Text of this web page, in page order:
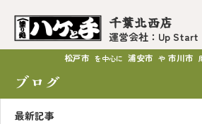
千葉北西店
運営会社：Up Start
松戸市 を中心に 浦安市 や 市川市
ブログ
最新記事